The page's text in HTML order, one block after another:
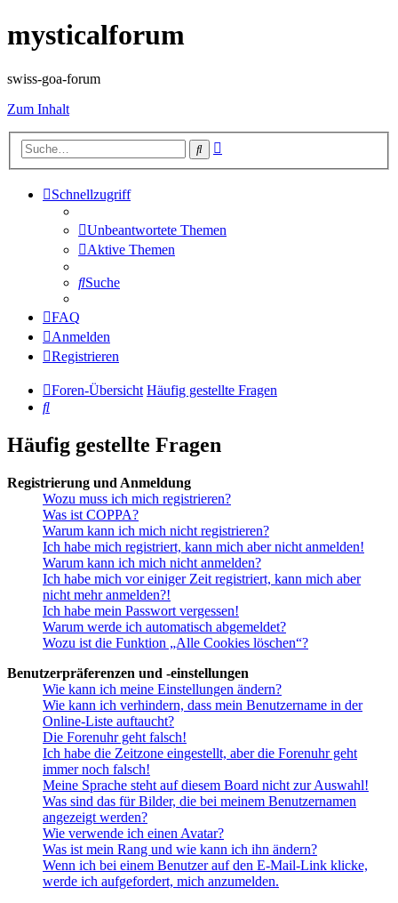
mysticalforum
swiss-goa-forum
Zum Inhalt
Suche
Schnellzugriff
Unbeantwortete Themen
Aktive Themen
Suche
FAQ
Anmelden
Registrieren
Foren-Übersicht Häufig gestellte Fragen
Suche
Häufig gestellte Fragen
Registrierung und Anmeldung
Wozu muss ich mich registrieren?
Was ist COPPA?
Warum kann ich mich nicht registrieren?
Ich habe mich registriert, kann mich aber nicht anmelden!
Warum kann ich mich nicht anmelden?
Ich habe mich vor einiger Zeit registriert, kann mich aber
nicht mehr anmelden?!
Ich habe mein Passwort vergessen!
Warum werde ich automatisch abgemeldet?
Wozu ist die Funktion „Alle Cookies löschen“?
Benutzerpräferenzen und -einstellungen
Wie kann ich meine Einstellungen ändern?
Wie kann ich verhindern, dass mein Benutzername in der
Online-Liste auftaucht?
Die Forenuhr geht falsch!
Ich habe die Zeitzone eingestellt, aber die Forenuhr geht
immer noch falsch!
Meine Sprache steht auf diesem Board nicht zur Auswahl!
Was sind das für Bilder, die bei meinem Benutzernamen
angezeigt werden?
Wie verwende ich einen Avatar?
Was ist mein Rang und wie kann ich ihn ändern?
Wenn ich bei einem Benutzer auf den E-Mail-Link klicke,
werde ich aufgefordert, mich anzumelden.